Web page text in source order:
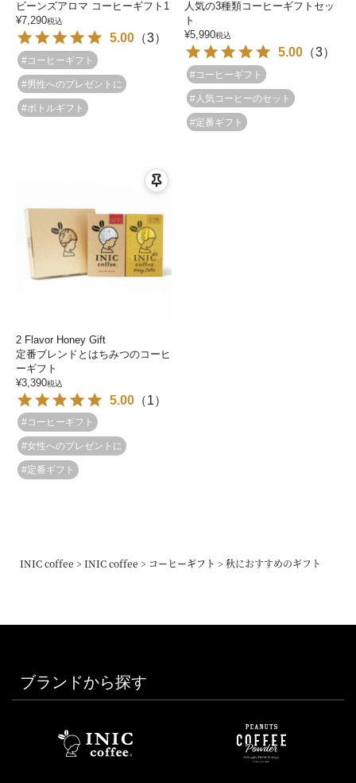
ビーンズアロマ コーヒーギフト1
¥7,290税込
5.00 （3）
#コーヒーギフト
#男性へのプレゼントに
#ボトルギフト
人気の3種類コーヒーギフトセッ
ト
¥5,990税込
5.00 （3）
#コーヒーギフト
#人気コーヒーのセット
#定番ギフト
2 Flavor Honey Gift
定番ブレンドとはちみつのコーヒ
ーギフト
¥3,390税込
5.00 （1）
#コーヒーギフト
#女性へのプレゼントに
#定番ギフト
INIC coffee INIC coffee コーヒーギフト 秋におすすめのギフト
ブランドから探す